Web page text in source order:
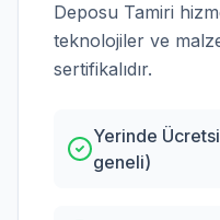
Deposu Tamiri
teknolojiler ve
sertifikalıdır.
Yerinde
geneli)